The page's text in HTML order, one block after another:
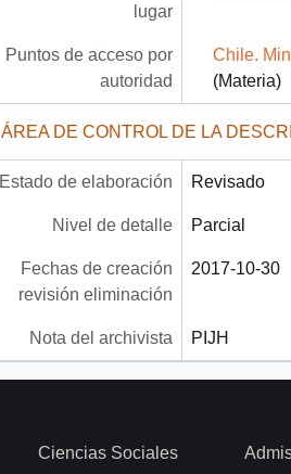
lugar
Puntos de acceso por
autoridad
Chile.
(Materia)
ÁREA DE CONTROL DE LA
Estado de elaboración Revisado
Nivel de detalle Parcial
Fechas de creación
revisión eliminación
2017-10-30
Nota del archivista PIJH
Ciencias Sociales